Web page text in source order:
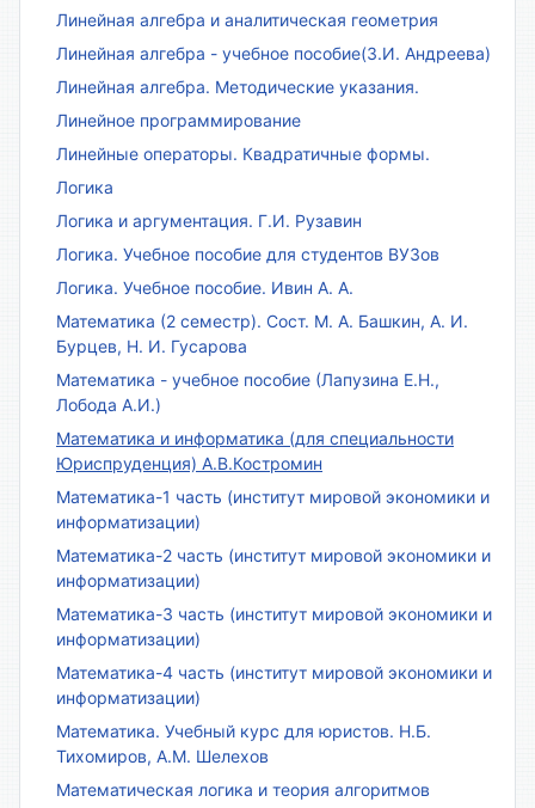
Линейная алгебра и аналитическая геометрия
Линейная алгебра - учебное пособие(З.И. Андреева)
Линейная алгебра. Методические указания.
Линейное программирование
Линейные операторы. Квадратичные формы.
Логика
Логика и аргументация. Г.И. Рузавин
Логика. Учебное пособие для студентов ВУЗов
Логика. Учебное пособие. Ивин А. А.
Математика (2 семестр). Сост. М. А. Башкин, А. И.
Бурцев, Н. И. Гусарова
Математика - учебное пособие (Лапузина Е.Н.,
Лобода А.И.)
Математика и информатика (для специальности
Юриспруденция) А.В.Костромин
Математика-1 часть (институт мировой экономики и
информатизации)
Математика-2 часть (институт мировой экономики и
информатизации)
Математика-3 часть (институт мировой экономики и
информатизации)
Математика-4 часть (институт мировой экономики и
информатизации)
Математика. Учебный курс для юристов. Н.Б.
Тихомиров, А.М. Шелехов
Математическая логика и теория алгоритмов